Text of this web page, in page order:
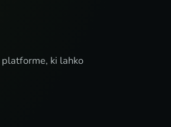
ki lahko